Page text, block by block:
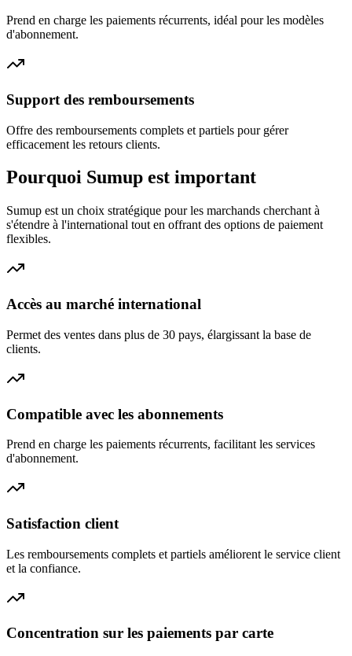
Prend en charge les paiements récurrents, idéal pour les modèles
d'abonnement.
Support des remboursements
Offre des remboursements complets et partiels pour gérer
efficacement les retours clients.
Pourquoi Sumup est important
Sumup est un choix stratégique pour les marchands cherchant à
s'étendre à l'international tout en offrant des options de paiement
flexibles.
Accès au marché international
Permet des ventes dans plus de 30 pays, élargissant la base de
clients.
Compatible avec les abonnements
Prend en charge les paiements récurrents, facilitant les services
d'abonnement.
Satisfaction client
Les remboursements complets et partiels améliorent le service client
et la confiance.
Concentration sur les paiements par carte